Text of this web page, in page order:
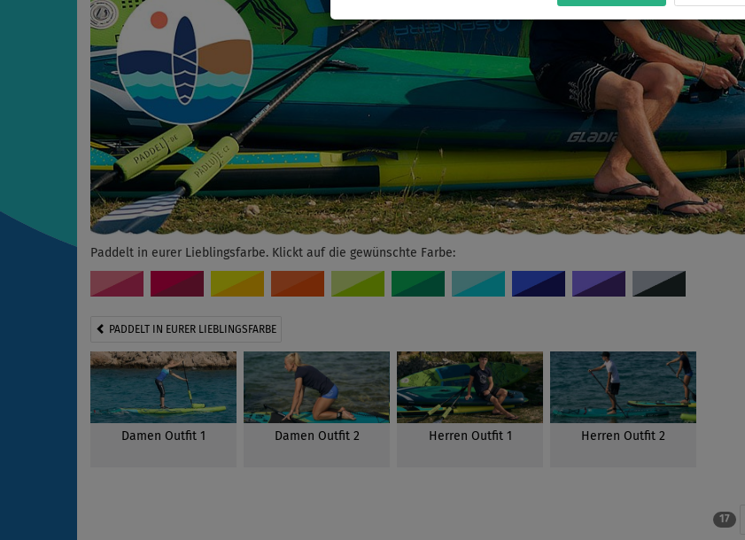
Paddelt in eurer Lieblingsfarbe. Klickt auf die gewünschte Farbe:
PADDELT IN EURER LIEBLINGSFARBE
Damen Outfit 1 Damen Outfit 2 Herren Outfit 1 Herren Outfit 2
17